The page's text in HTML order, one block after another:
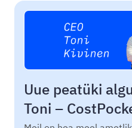
Uue peatüki
Toni –